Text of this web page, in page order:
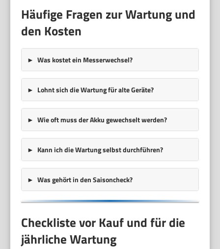
Häufige Fragen zur Wartung und
den Kosten
Was kostet ein Messerwechsel?
Lohnt sich die Wartung für alte Geräte?
Wie oft muss der Akku gewechselt werden?
Kann ich die Wartung selbst durchführen?
Was gehört in den Saisoncheck?
Checkliste vor Kauf und für die
jährliche Wartung